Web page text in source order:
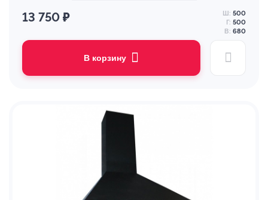
13 750 ₽ Ш: 500
Г: 500
В: 680
В корзину